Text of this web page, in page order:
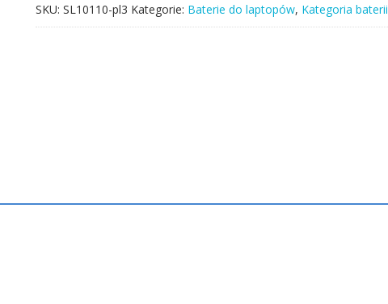
SKU: SL10110-pl3 Kategorie: Baterie do laptopów, Kategoria baterii